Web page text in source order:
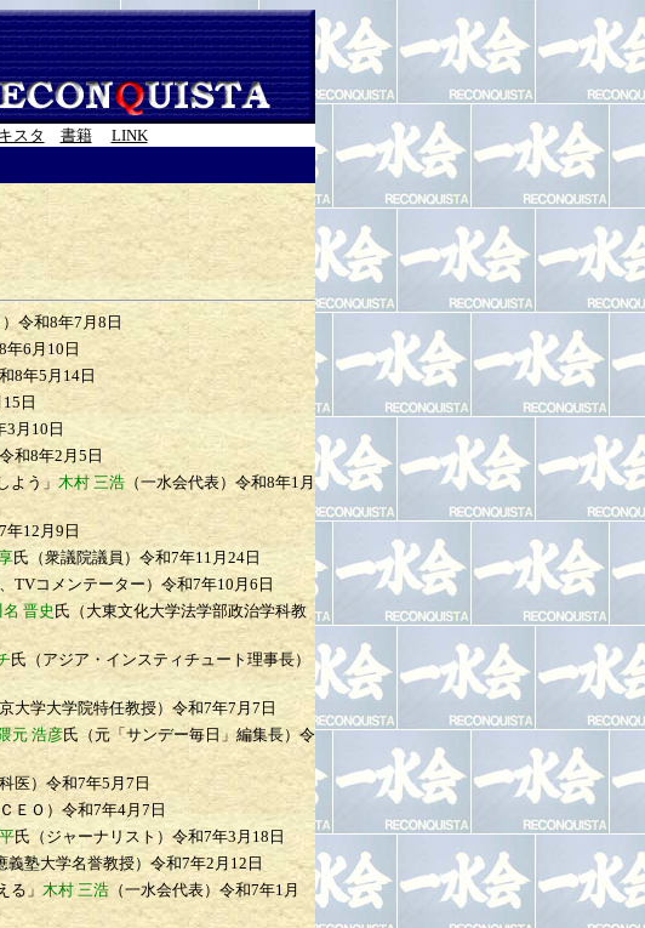
スタ 書籍 LINK
令和8年7月8日
年6月10日
8年5月14日
日
3月10日
令和8年2月5日
う」 木村 三浩 （一水会代表） 令和8年1月
年12月9日
氏（衆議院議員） 令和7年11月24日
TVコメンテーター） 令和7年10月6日
名 晋史 氏（大東文化大学法学部政治学科教
氏（アジア・インスティチュート理事長）
大学大学院特任教授） 令和7年7月7日
元 浩彦氏（元「サンデー毎日」編集長）令
医） 令和7年5月7日
ＥＯ） 令和7年4月7日
氏（ジャーナリスト） 令和7年3月18日
義塾大学名誉教授） 令和7年2月12日
」 木村 三浩 （一水会代表）令和7年1月